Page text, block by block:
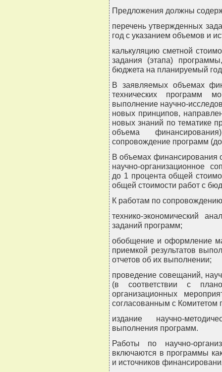
Предложения должны
перечень утвержденных
год с указанием объемов и
калькуляцию сметной
задания (этапа)
бюджета на планируемый
В заявляемых объемах
технических программ
выполнение научно-
новых принципов,
новых знаний по тематике
объема
сопровождение программ
В объемах финансирования
научно-организационное
до 1 процента общей
общей стоимости работ с
К работам по
технико-экономический
заданий программ;
обобщение и оформление
приемкой результатов
отчетов об их выполнении;
проведение совещаний,
(в соответствии с
организационных
согласованным с Комитетом
издание научно-
выполнения программ.
Работы по научно-
включаются в программы
и источников